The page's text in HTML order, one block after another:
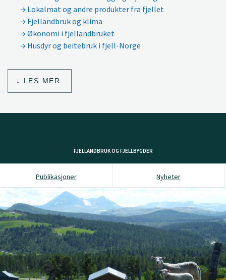
Lokalmat og andre produkter fra fjellet
Fjellandbruk og klima
Økonomi i fjellandbruket
Husdyr og beitebruk i fjell-Norge
LES MER
FJELLANDBRUK OG FJELLBYGDER
Publikasjoner Nyheter